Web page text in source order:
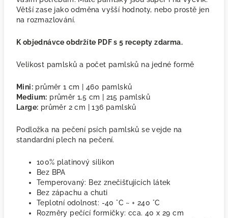
Větší zase jako odměna vyšší hodnoty, nebo prostě jen
na rozmazlování.
K objednávce obdržíte PDF s 5 recepty zdarma.
Velikost pamlsků a počet pamlsků na jedné formě
Mini: průměr 1 cm | 460 pamlsků
Medium: průměr 1,5 cm | 215 pamlsků
Large: průměr 2 cm | 136 pamlsků
Podložka na pečení psích pamlsků se vejde na
standardní plech na pečení.
100% platinový silikon
Bez BPA
Temperovaný: Bez znečišťujících látek
Bez zápachu a chuti
Teplotní odolnost: -40 °C ~ + 240 °C
Rozměry pečící formičky: cca. 40 x 29 cm